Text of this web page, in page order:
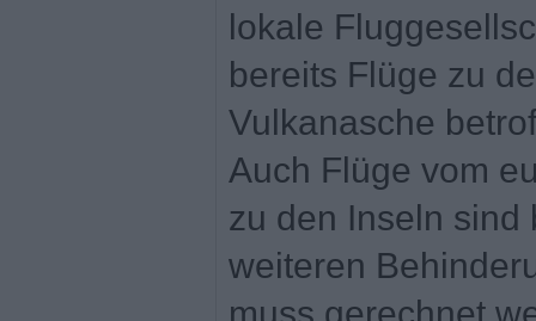
lokale
bereits Flüge zu
Vulkanasche
Auch Flüge vom
zu den Inseln sind
weiteren